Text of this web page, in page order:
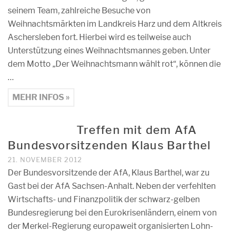
seinem Team, zahlreiche Besuche von
Weihnachtsmärkten im Landkreis Harz und dem Altkreis
Aschersleben fort. Hierbei wird es teilweise auch
Unterstützung eines Weihnachtsmannes geben. Unter
dem Motto „Der Weihnachtsmann wählt rot“, können die
…
MEHR INFOS »
Treffen mit dem AfA
Bundesvorsitzenden Klaus Barthel
21. NOVEMBER 2012
Der Bundesvorsitzende der AfA, Klaus Barthel, war zu
Gast bei der AfA Sachsen-Anhalt. Neben der verfehlten
Wirtschafts- und Finanzpolitik der schwarz-gelben
Bundesregierung bei den Eurokrisenländern, einem von
der Merkel-Regierung europaweit organisierten Lohn-